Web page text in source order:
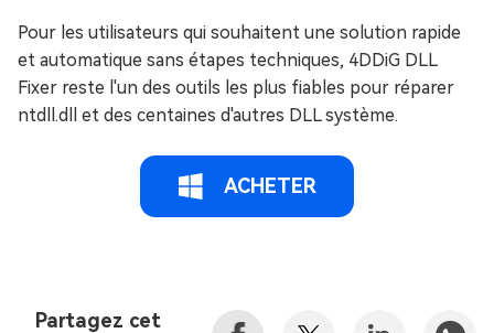
Pour les utilisateurs qui souhaitent une solution rapide
et automatique sans étapes techniques, 4DDiG DLL
Fixer reste l'un des outils les plus fiables pour réparer
ntdll.dll et des centaines d'autres DLL système.
ACHETER
Partagez cet